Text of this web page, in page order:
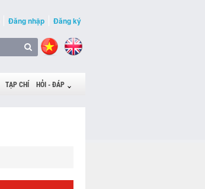
Đăng nhập Đăng ký
TẠP CHÍ HỎI - ĐÁP